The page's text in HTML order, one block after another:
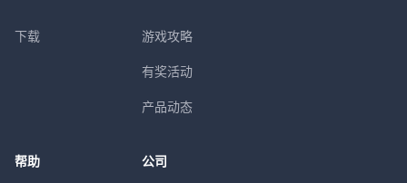
下载 游戏攻略
有奖活动
产品动态
帮助 公司